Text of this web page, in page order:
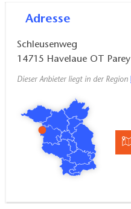
Adresse
Schleusenweg
14715 Havelaue OT Parey
Dieser Anbieter liegt in der Region